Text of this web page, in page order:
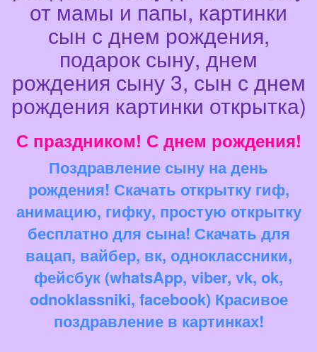
от мамы и папы, картинки
сын с днем рождения,
подарок сыну, днем
рождения сыну 3, сын с днем
рождения картинки открытка)
С праздником! С днем рождения!
Поздравление сыну на день
рождения! Скачать открытку гиф,
анимацию, гифку, простую открытку
бесплатно для сына! Скачать для
вацап, вайбер, вк, одноклассники,
фейсбук (whatsApp, viber, vk, ok,
odnoklassniki, facebook) Красивое
поздравление в картинках!